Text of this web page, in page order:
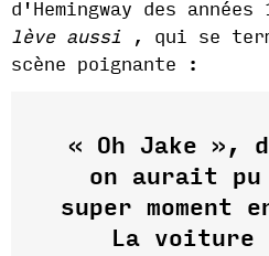
d'Hemingway des années
lève aussi , qui se
scène poignante :
« Oh Jake »,
on aurait pu
super moment
La